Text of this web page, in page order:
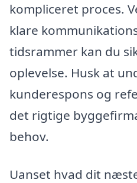
kompliceret proces.
klare
tidsrammer kan du
oplevelse. Husk at
kunderespons og
det rigtige
behov.
Uanset hvad dit